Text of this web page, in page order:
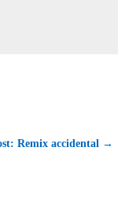
Remix accidental →